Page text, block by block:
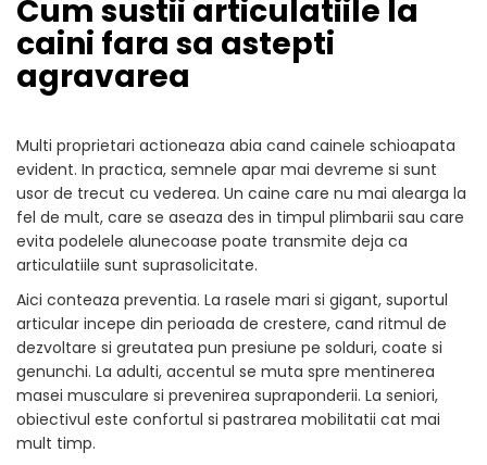
Cum sustii articulatiile la
caini fara sa astepti
agravarea
Multi proprietari actioneaza abia cand cainele schioapata
evident. In practica, semnele apar mai devreme si sunt
usor de trecut cu vederea. Un caine care nu mai alearga la
fel de mult, care se aseaza des in timpul plimbarii sau care
evita podelele alunecoase poate transmite deja ca
articulatiile sunt suprasolicitate.
Aici conteaza preventia. La rasele mari si gigant, suportul
articular incepe din perioada de crestere, cand ritmul de
dezvoltare si greutatea pun presiune pe solduri, coate si
genunchi. La adulti, accentul se muta spre mentinerea
masei musculare si prevenirea supraponderii. La seniori,
obiectivul este confortul si pastrarea mobilitatii cat mai
mult timp.